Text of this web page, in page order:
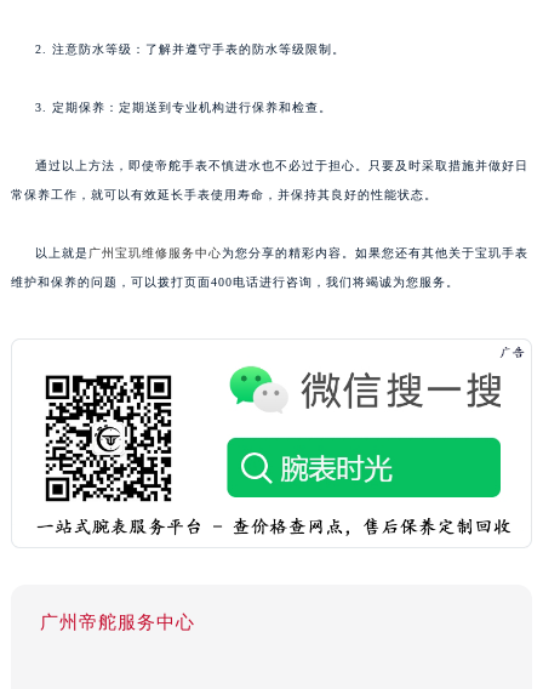
2. 注意防水等级：了解并遵守手表的防水等级限制。
3. 定期保养：定期送到专业机构进行保养和检查。
通过以上方法，即使帝舵手表不慎进水也不必过于担心。只要及时采取措施并做好日
常保养工作，就可以有效延长手表使用寿命，并保持其良好的性能状态。
以上就是 广州宝玑维修服务中心为您分享的精彩内容。如果您还有其他关于宝玑手表
维护和保养的问题，可以拨打页面400电话进行咨询，我们将竭诚为您服务。
广州帝舵服务中心